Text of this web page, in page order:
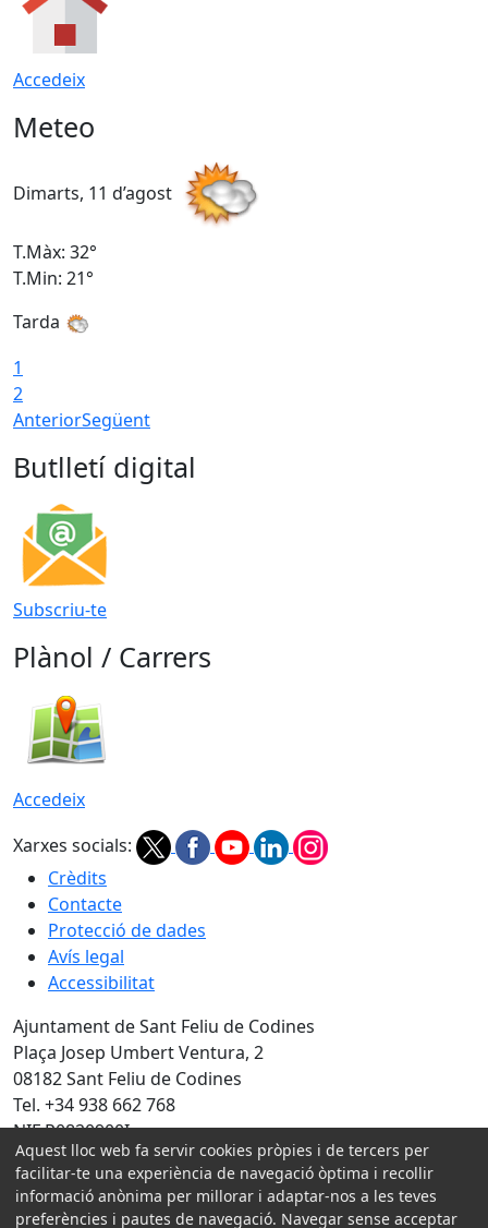
Accedeix
Meteo
Dimarts, 11 d’agost
T.Màx: 32°
T.Min: 21°
Tarda
1
2
AnteriorSegüent
Butlletí digital
Subscriu-te
Plànol / Carrers
Accedeix
Xarxes socials:
Crèdits
Contacte
Protecció de dades
Avís legal
Accessibilitat
Ajuntament de Sant Feliu de Codines
Plaça Josep Umbert Ventura, 2
08182 Sant Feliu de Codines
Tel. +34 938 662 768
NIF P0820900I
Amb la col·laboració de:
Aquest lloc web fa servir cookies pròpies i de tercers per
facilitar-te una experiència de navegació òptima i recollir
informació anònima per millorar i adaptar-nos a les teves
preferències i pautes de navegació. Navegar sense acceptar